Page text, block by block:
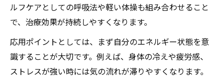
ルフケアとしての呼吸法や軽い体操も組み合わせること
で、治療効果が持続しやすくなります。
応用ポイントとしては、まず自分のエネルギー状態を意
識することが大切です。例えば、身体の冷えや疲労感、
ストレスが強い時には気の流れが滞りやすくなります。